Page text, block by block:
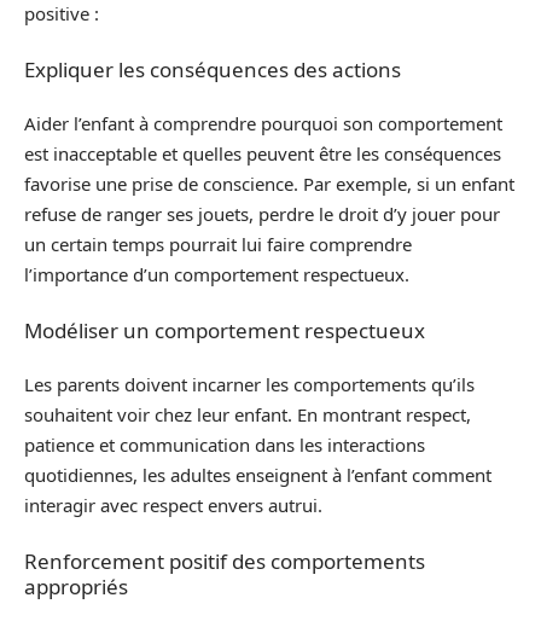
positive :
Expliquer les conséquences des actions
Aider l’enfant à comprendre pourquoi son comportement
est inacceptable et quelles peuvent être les conséquences
favorise une prise de conscience. Par exemple, si un enfant
refuse de ranger ses jouets, perdre le droit d’y jouer pour
un certain temps pourrait lui faire comprendre
l’importance d’un comportement respectueux.
Modéliser un comportement respectueux
Les parents doivent incarner les comportements qu’ils
souhaitent voir chez leur enfant. En montrant respect,
patience et communication dans les interactions
quotidiennes, les adultes enseignent à l’enfant comment
interagir avec respect envers autrui.
Renforcement positif des comportements
appropriés